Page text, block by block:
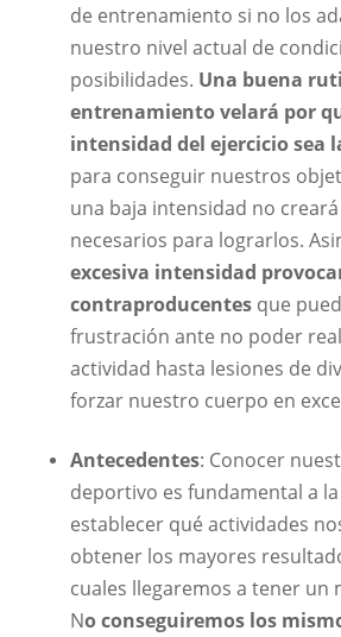
de entrenamiento si no los
nuestro nivel actual de
posibilidades. Una buena
entrenamiento velará por
intensidad del ejercicio sea
para conseguir nuestros
una baja intensidad no
necesarios para lograrlos.
excesiva intensidad
contraproducentesque
frustración ante no poder
actividad hasta lesiones de
forzar nuestro cuerpo en
Antecedentes: Conocer
deportivo es fundamental a
establecer qué actividades
obtener los mayores
cuales llegaremos a tener un
No conseguiremos los